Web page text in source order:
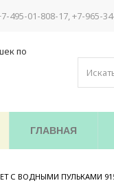
495-01-808-17, +7-965-
ГЛАВНАЯ
С ВОДНЫМИ ПУЛЬКАМИ